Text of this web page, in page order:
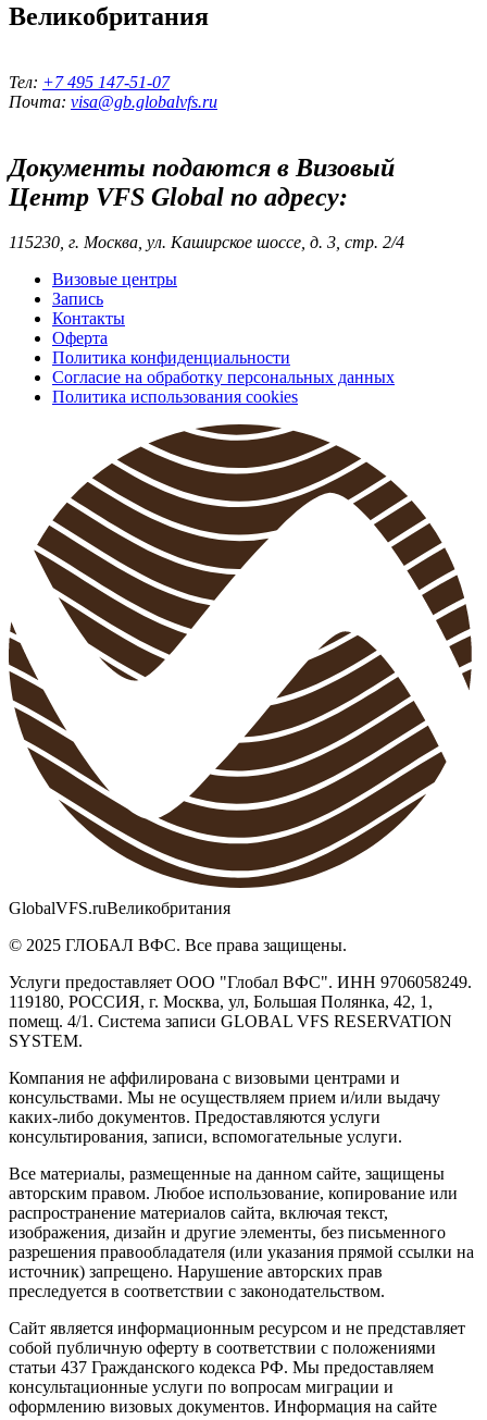
Великобритания
Тел: +7 495 147-51-07
Почта: visa@gb.globalvfs.ru
Документы подаются в Визовый
Центр VFS Global по адресу:
115230, г. Москва, ул. Каширское шоссе, д. 3, стр. 2/4
Визовые центры
Запись
Контакты
Оферта
Политика конфиденциальности
Согласие на обработку персональных данных
Политика использования cookies
GlobalVFS.ruВеликобритания
© 2025 ГЛОБАЛ ВФС. Все права защищены.
Услуги предоставляет ООО "Глобал ВФС". ИНН 9706058249.
119180, РОССИЯ, г. Москва, ул, Большая Полянка, 42, 1,
помещ. 4/1. Система записи GLOBAL VFS RESERVATION
SYSTEM.
Компания не аффилирована с визовыми центрами и
консульствами. Мы не осуществляем прием и/или выдачу
каких-либо документов. Предоставляются услуги
консультирования, записи, вспомогательные услуги.
Все материалы, размещенные на данном сайте, защищены
авторским правом. Любое использование, копирование или
распространение материалов сайта, включая текст,
изображения, дизайн и другие элементы, без письменного
разрешения правообладателя (или указания прямой ссылки на
источник) запрещено. Нарушение авторских прав
преследуется в соответствии с законодательством.
Сайт является информационным ресурсом и не представляет
собой публичную оферту в соответствии с положениями
статьи 437 Гражданского кодекса РФ. Мы предоставляем
консультационные услуги по вопросам миграции и
оформлению визовых документов. Информация на сайте